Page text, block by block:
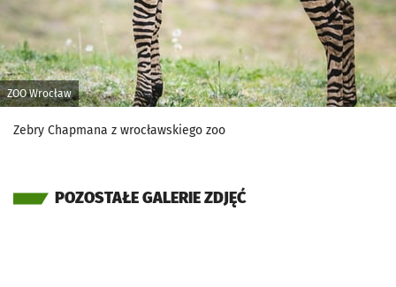
ZOO Wrocław
Zebry Chapmana z wrocławskiego zoo
POZOSTAŁE GALERIE ZDJĘĆ